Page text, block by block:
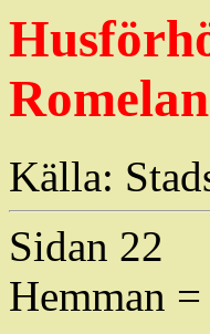
Källa:
Sidan 22
Hemman